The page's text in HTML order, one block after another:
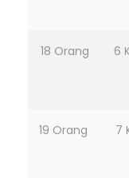
18 Orang 6
19 Orang 7